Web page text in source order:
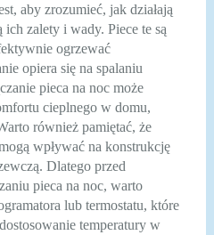
aby zrozumieć, jak działają
ich zalety i wady. Piece te są
ogrzewać
opiera się na spalaniu
pieca na noc może
cieplnego w domu,
również pamiętać, że
wpływać na konstrukcję
Dlatego przed
pieca na noc, warto
lub termostatu, które
temperatury w